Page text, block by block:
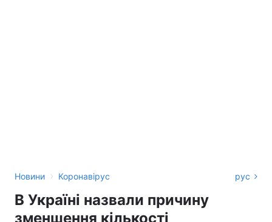
Новини › Коронавірус рус
В Україні назвали причину
зменшення кількості